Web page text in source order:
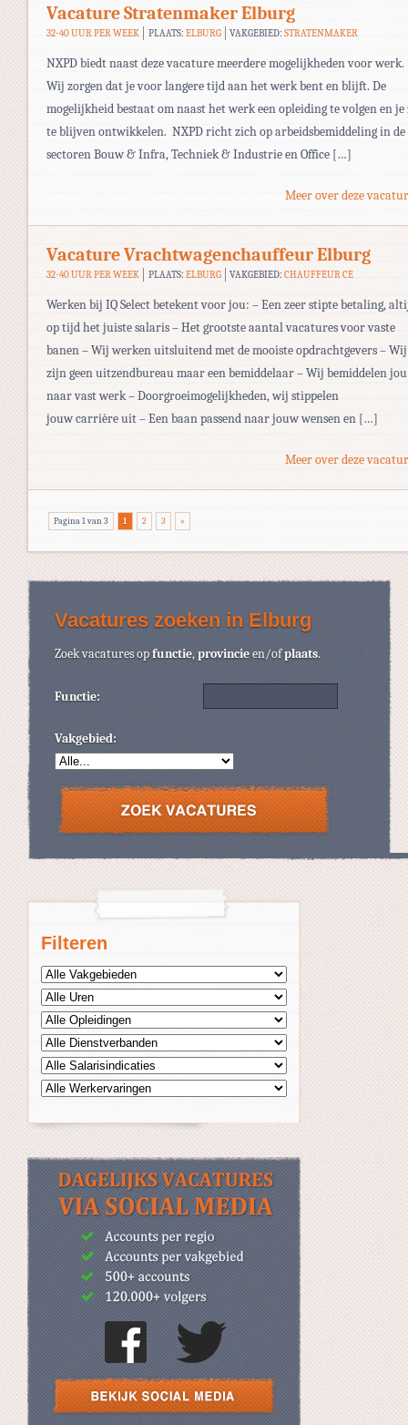
Filteren
Vacature Stratenmaker Elburg
32-40 UUR PER WEEK PLAATS: ELBURG VAKGEBIED:STRATENMAKER
NXPD biedt naast deze vacature meerdere mogelijkheden voor werk.
Wij zorgen dat je voor langere tijd aan het werk bent en blijft. De
mogelijkheid bestaat om naast het werk een opleiding te volgen en je
te blijven ontwikkelen. NXPD richt zich op arbeidsbemiddeling in de
sectoren Bouw & Infra, Techniek & Industrie en Office […]
Meer over deze
Vacature Vrachtwagenchauffeur Elburg
32-40 UUR PER WEEK PLAATS: ELBURG VAKGEBIED:CHAUFFEUR CE
Werken bij IQ Select betekent voor jou: – Een zeer stipte betaling,
op tijd het juiste salaris – Het grootste aantal vacatures voor vaste
banen – Wij werken uitsluitend met de mooiste opdrachtgevers – Wij
zijn geen uitzendbureau maar een bemiddelaar – Wij bemiddelen jou
naar vast werk – Doorgroeimogelijkheden, wij stippelen
jouw carrière uit – Een baan passend naar jouw wensen en […]
Meer over deze
Pagina 1 van 3 1 2 3 »
Vacatures zoeken in Elburg
Zoek vacatures opfunctie,provincieen/ofplaats.
Functie:
Vakgebied: